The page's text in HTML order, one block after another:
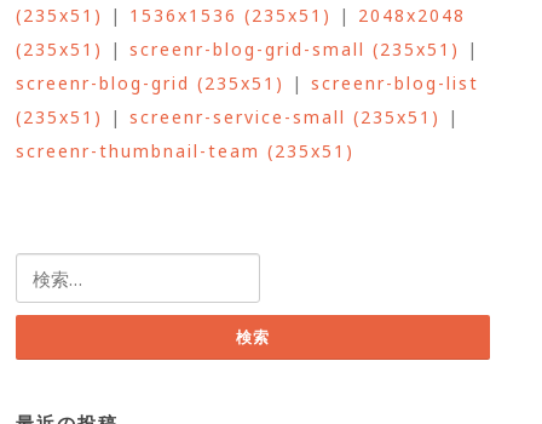
(235x51)
| 1536x1536 (235x51) | 2048x2048
(235x51)
|screenr-blog-grid-small (235x51)
|
screenr-blog-grid (235x51)
|screenr-blog-list
(235x51)
|screenr-service-small (235x51)
|
screenr-thumbnail-team (235x51)
索: